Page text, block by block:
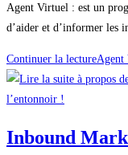
Agent Virtuel : est un
d’aider et d’informer les
Continuer la lectureAgent
Inbound